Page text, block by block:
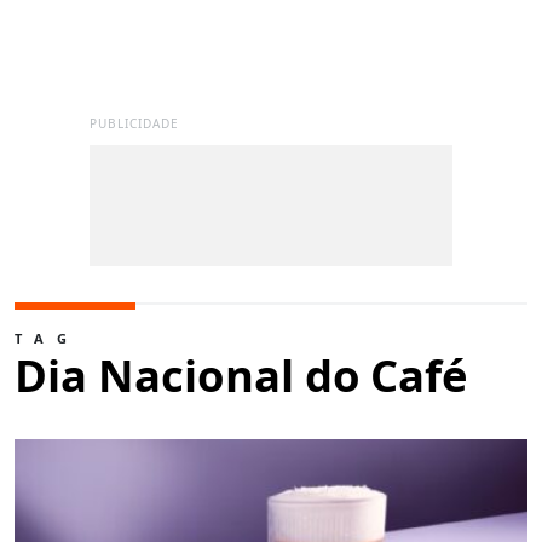
PUBLICIDADE
TAG
Dia Nacional do Café